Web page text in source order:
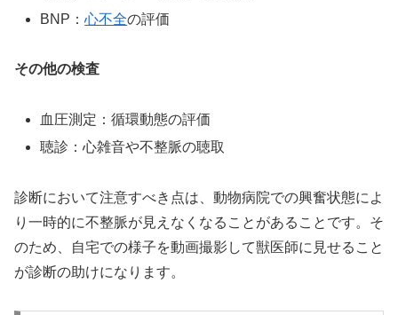
BNP：心不全の評価
その他の検査
血圧測定：循環動態の評価
聴診：心雑音や不整脈の聴取
診断において注意すべき点は、動物病院での興奮状態によ
り一時的に不整脈が見えなくなることがあることです。そ
のため、自宅での様子を動画撮影して獣医師に見せること
が診断の助けになります。